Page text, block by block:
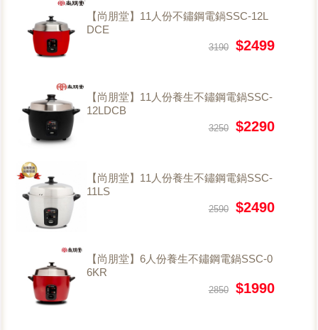
【尚朋堂】11人份不鏽鋼電鍋SSC-12L
DCE
3190 $2499
【尚朋堂】11人份養生不鏽鋼電鍋SSC-
12LDCB
3250 $2290
【尚朋堂】11人份養生不鏽鋼電鍋SSC-
11LS
2590 $2490
【尚朋堂】6人份養生不鏽鋼電鍋SSC-0
6KR
2850 $1990